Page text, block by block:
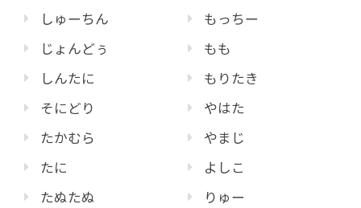
しゅーちん
じょんどぅ
しんたに
そにどり
たかむら
たに
たぬたぬ
もっちー
もも
もりたき
やはた
やまじ
よしこ
りゅー